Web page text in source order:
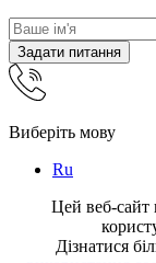
Задати питання
Виберіть мову
Ru
Цей веб-сайт
Дізнатися